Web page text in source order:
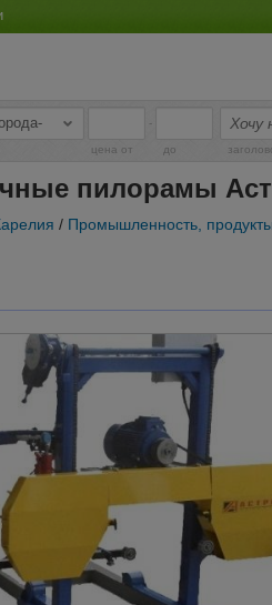
-
цена от до
пилорамы
/ Промышленность,